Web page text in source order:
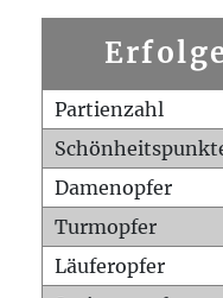
Partienzahl
Damenopfer
Turmopfer
Läuferopfer